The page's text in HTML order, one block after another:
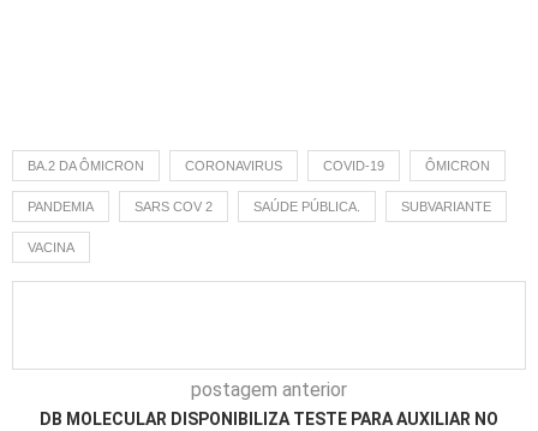
BA.2 DA ÔMICRON CORONAVIRUS COVID-19 ÔMICRON
PANDEMIA SARS COV 2 SAÚDE PÚBLICA. SUBVARIANTE
VACINA
postagem anterior
DB MOLECULAR DISPONIBILIZA TESTE PARA AUXILIAR NO